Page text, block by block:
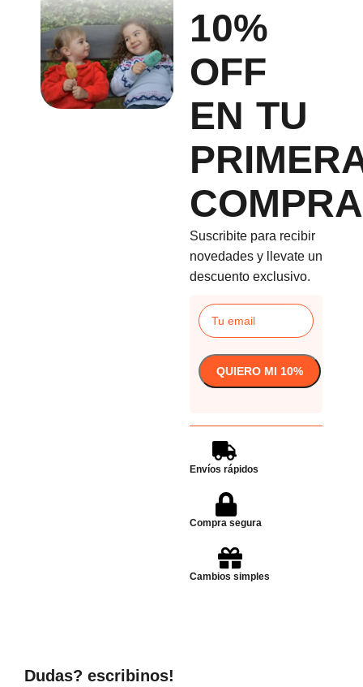
10%
OFF
EN TU
COMPRA
Suscribite para recibir
novedades y llevate un
descuento exclusivo.
Envíos rápidos
Compra segura
Cambios simples
Dudas? escribinos!